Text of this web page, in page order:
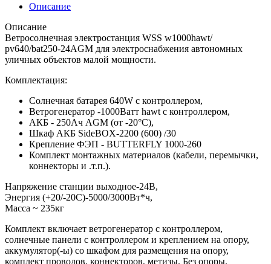
Описание
Описание
Ветросолнечная электростанция WSS w1000hawt/
pv640/bat250-24AGM для электроснабжения автономных
уличных объектов малой мощности.
Комплектация:
Солнечная батарея 640W с контроллером,
Ветрогенератор -1000Ватт hawt с контроллером,
АКБ - 250Ач AGM (от -20°С),
Шкаф АКБ SideBOX-2200 (600) /30
Крепление ФЭП - BUTTERFLY 1000-260
Комплект монтажных материалов (кабели, перемычки,
коннекторы и .т.п.).
Напряжение станции выходное-24В,
Энергия (+20/-20С)-5000/3000Вт*ч,
Масcа ~ 235кг
Комплект включает ветрогенератор с контроллером,
солнечные панели с контроллером и креплением на опору,
аккумулятор(-ы) со шкафом для размещения на опору,
комплект проводов. коннекторов, метизы. Без опоры.